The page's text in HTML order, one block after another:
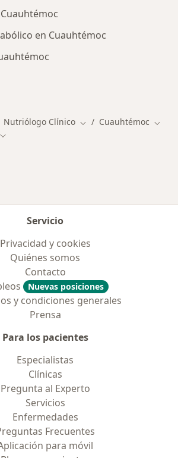
en Cuauhtémoc
Nutriólogo Clínico Cambiar de ciudad
Cuauhtémoc
Cambiar de ciudad
Servicio
Privacidad y cookies
Quiénes somos
Contacto
Nuevas posiciones
y condiciones generales
Prensa
Para los pacientes
Especialistas
Clínicas
Pregunta al Experto
Servicios
Enfermedades
Frecuentes
para móvil